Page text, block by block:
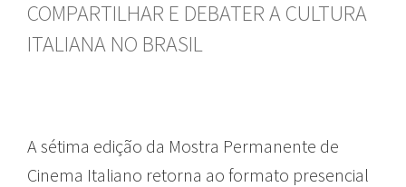
COMPARTILHAR E DEBATER A CULTURA
ITALIANA NO BRASIL
A sétima edição da Mostra Permanente de
Cinema Italiano retorna ao formato presencial